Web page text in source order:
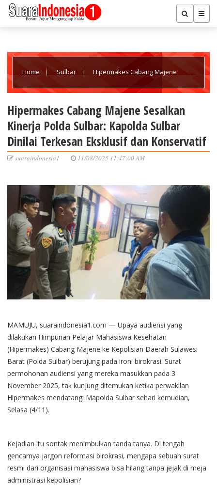
Home Sulbar Hipermakes Cabang Majene
Eksklusif dan Konservatif
Hipermakes Cabang Majene Sesalkan
Kinerja Polda Sulbar: Kapolda Sulbar
Dinilai Terkesan Eksklusif dan Konservatif
suaraindonesia1 11/08/2025 11:47:00 AM
MAMUJU, suaraindonesia1.com — Upaya audiensi yang
dilakukan Himpunan Pelajar Mahasiswa Kesehatan
(Hipermakes) Cabang Majene ke Kepolisian Daerah Sulawesi
Barat (Polda Sulbar) berujung pada ironi birokrasi. Surat
permohonan audiensi yang mereka masukkan pada 3
November 2025, tak kunjung ditemukan ketika perwakilan
Hipermakes mendatangi Mapolda Sulbar sehari kemudian,
Selasa (4/11).
Kejadian itu sontak menimbulkan tanda tanya. Di tengah
gencarnya jargon reformasi birokrasi, mengapa sebuah surat
resmi dari organisasi mahasiswa bisa hilang tanpa jejak di meja
administrasi kepolisian?